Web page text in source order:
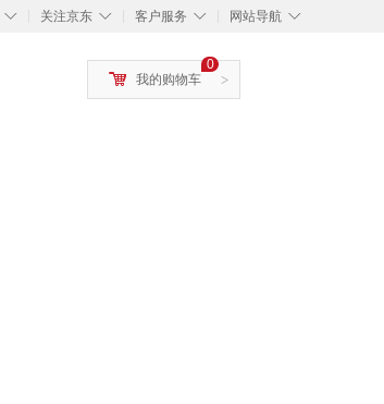
◇ ◇
关注京东 ◇
客户服务 ◇
网站导航
>
0
我的购物车